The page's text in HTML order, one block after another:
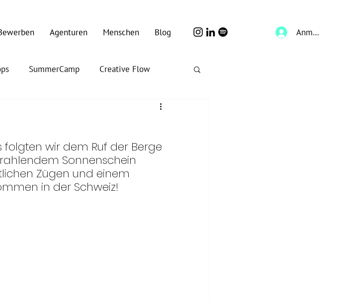
Agenturen Menschen Blog Anmelden
SummerCamp Creative Flow
folgten wir dem Ruf der Berge
Sonnenschein
Zügen und einem
in der Schweiz!